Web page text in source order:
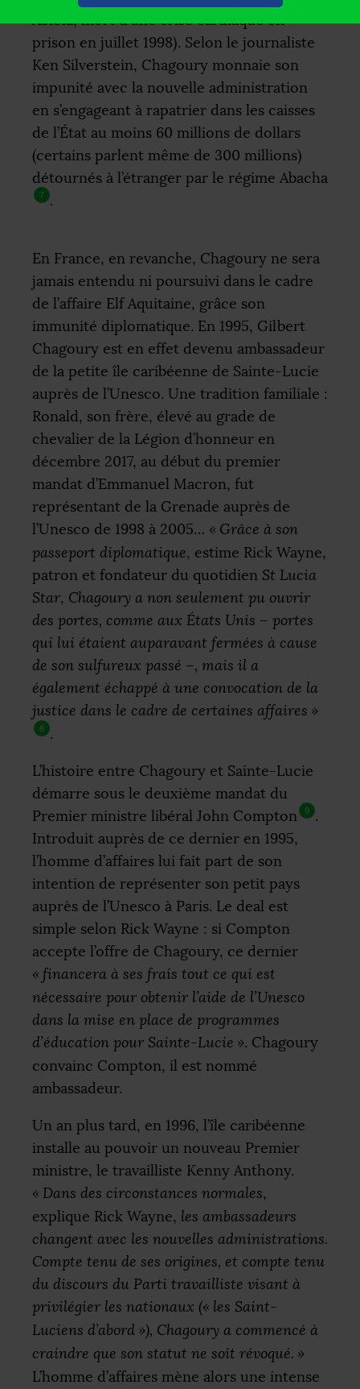
Abiola, mort d’une crise cardiaque en
prison en juillet 1998). Selon le journaliste
Ken Silverstein, Chagoury monnaie son
impunité avec la nouvelle administration
en s’engageant à rapatrier dans les caisses
de l’État au moins 60 millions de dollars
(certains parlent même de 300 millions)
détournés à l’étranger par le régime Abacha
7 .
En France, en revanche, Chagoury ne sera
jamais entendu ni poursuivi dans le cadre
de l’affaire Elf Aquitaine, grâce son
immunité diplomatique. En 1995, Gilbert
Chagoury est en effet devenu ambassadeur
de la petite île caribéenne de Sainte-Lucie
auprès de l’Unesco. Une tradition familiale :
Ronald, son frère, élevé au grade de
chevalier de la Légion d’honneur en
décembre 2017, au début du premier
mandat d’Emmanuel Macron, fut
représentant de la Grenade auprès de
l’Unesco de 1998 à 2005… « Grâce à son
passeport diplomatique, estime Rick Wayne,
patron et fondateur du quotidien St Lucia
Star, Chagoury a non seulement pu ouvrir
des portes, comme aux États Unis – portes
qui lui étaient auparavant fermées à cause
de son sulfureux passé –, mais il a
également échappé à une convocation de la
justice dans le cadre de certaines affaires »
8 .
L’histoire entre Chagoury et Sainte-Lucie
démarre sous le deuxième mandat du
Premier ministre libéral John Compton
9
.
Introduit auprès de ce dernier en 1995,
l’homme d’affaires lui fait part de son
intention de représenter son petit pays
auprès de l’Unesco à Paris. Le deal est
simple selon Rick Wayne : si Compton
accepte l’offre de Chagoury, ce dernier
« financera à ses frais tout ce qui est
nécessaire pour obtenir l’aide de l’Unesco
dans la mise en place de programmes
d’éducation pour Sainte-Lucie ». Chagoury
convainc Compton, il est nommé
ambassadeur.
Un an plus tard, en 1996, l’île caribéenne
installe au pouvoir un nouveau Premier
ministre, le travailliste Kenny Anthony.
« Dans des circonstances normales,
explique Rick Wayne, les ambassadeurs
changent avec les nouvelles administrations.
Compte tenu de ses origines, et compte tenu
du discours du Parti travailliste visant à
privilégier les nationaux (« les Saint-
Luciens d’abord »), Chagoury a commencé à
craindre que son statut ne soit révoqué. »
L’homme d’affaires mène alors une intense